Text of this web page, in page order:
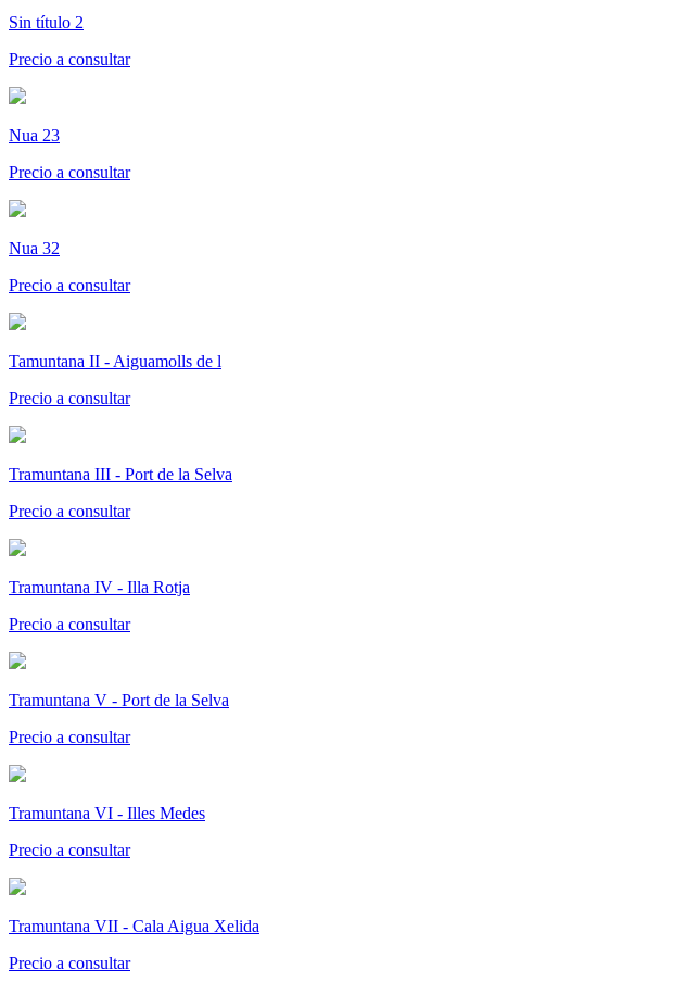
Sin título 2
Precio a consultar
Nua 23
Precio a consultar
Nua 32
Precio a consultar
Tamuntana II - Aiguamolls de l
Precio a consultar
Tramuntana III - Port de la Selva
Precio a consultar
Tramuntana IV - Illa Rotja
Precio a consultar
Tramuntana V - Port de la Selva
Precio a consultar
Tramuntana VI - Illes Medes
Precio a consultar
Tramuntana VII - Cala Aigua Xelida
Precio a consultar